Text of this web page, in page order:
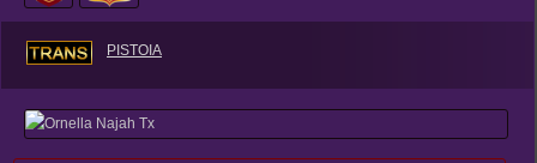
PISTOIA